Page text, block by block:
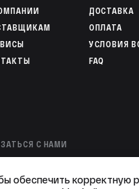
ДОСТАВКА
ОПЛАТА
УСЛОВИЯ
FAQ
С НАМИ
136-72-49— ГОРЯЧАЯ ЛИНИЯ
обеспечить корректную